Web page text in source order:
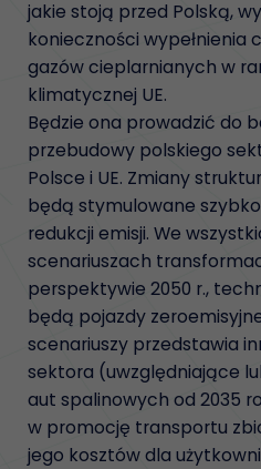
jakie stoją przed Polską,
konieczności wypełnienia
gazów cieplarnianych w
klimatycznej UE.
Będzie ona prowadzić do
przebudowy polskiego
Polsce i UE. Zmiany
będą stymulowane
redukcji emisji. We
scenariuszach
perspektywie 2050 r.,
będą pojazdy
scenariuszy przedstawia
sektora (uwzględniające
aut spalinowych od 2035
w promocję transportu
jego kosztów dla